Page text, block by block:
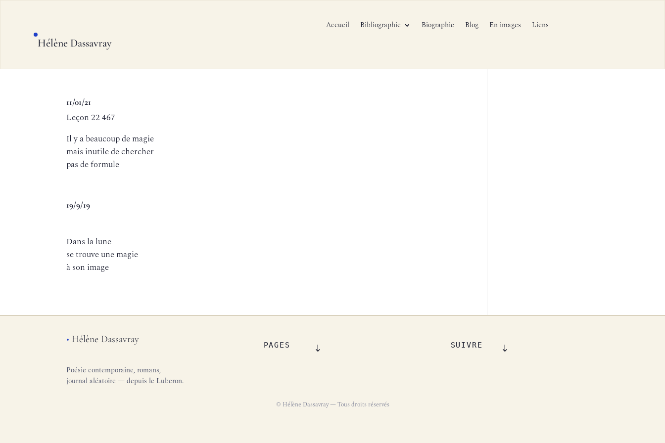
Hélène Dassavray
Accueil Bibliographie Biographie Blog En images Liens
11/01/21
Leçon 22 467
Il y a beaucoup de magie
mais inutile de chercher
pas de formule
19/9/19
Dans la lune
se trouve une magie
à son image
• Hélène Dassavray
Poésie contemporaine, romans,
journal aléatoire — depuis le Luberon.
PAGES SUIVRE
© Hélène Dassavray — Tous droits réservés